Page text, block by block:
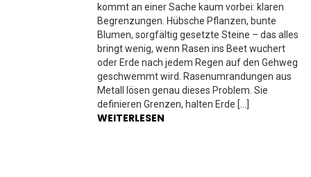
kommt an einer Sache kaum vorbei: klaren
Begrenzungen. Hübsche Pflanzen, bunte
Blumen, sorgfältig gesetzte Steine – das alles
bringt wenig, wenn Rasen ins Beet wuchert
oder Erde nach jedem Regen auf den Gehweg
geschwemmt wird. Rasenumrandungen aus
Metall lösen genau dieses Problem. Sie
definieren Grenzen, halten Erde […]
WEITERLESEN